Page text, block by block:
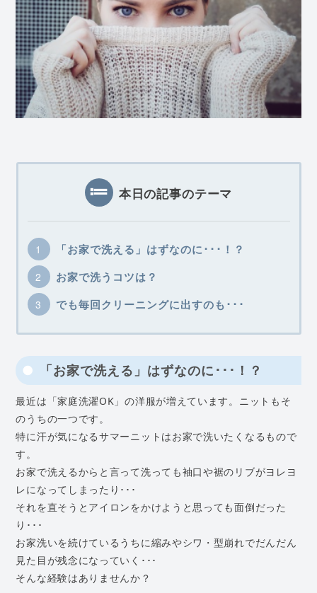
本日の記事のテーマ
「お家で洗える」はずなのに･･･！？
お家で洗うコツは？
でも毎回クリーニングに出すのも･･･
「お家で洗える」はずなのに･･･！？
最近は「家庭洗濯OK」の洋服が増えています。ニットもそ
のうちの一つです。
特に汗が気になるサマーニットはお家で洗いたくなるもので
す。
お家で洗えるからと言って洗っても袖口や裾のリブがヨレヨ
レになってしまったり･･･
それを直そうとアイロンをかけようと思っても面倒だった
り･･･
お家洗いを続けているうちに縮みやシワ・型崩れでだんだん
見た目が残念になっていく･･･
そんな経験はありませんか？